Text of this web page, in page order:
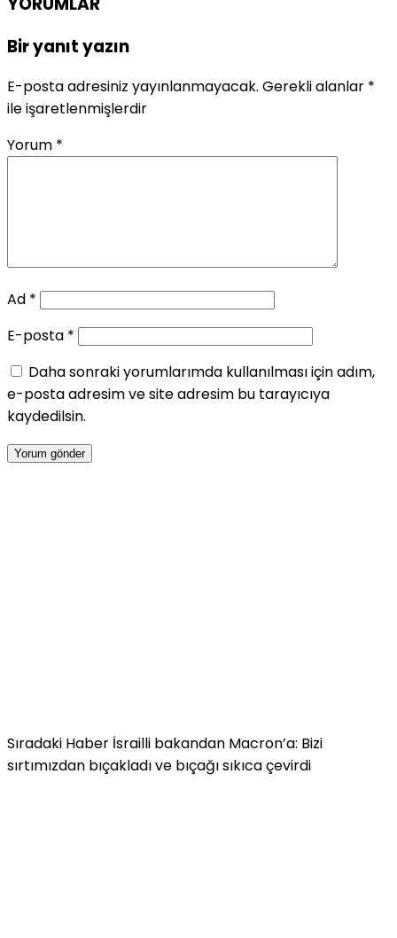
Bir yanıt yazın
E-posta adresiniz yayınlanmayacak. Gerekli alanlar *
ile işaretlenmişlerdir
Yorum *
Ad *
E-posta *
Daha sonraki yorumlarımda kullanılması için adım,
e-posta adresim ve site adresim bu tarayıcıya
kaydedilsin.
Sıradaki Haber İsrailli bakandan Macron’a: Bizi
sırtımızdan bıçakladı ve bıçağı sıkıca çevirdi